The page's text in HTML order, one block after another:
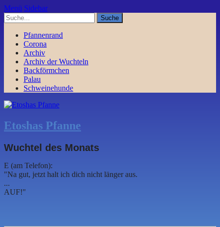
Menü Sidebar
Pfannenrand
Corona
Archiv
Archiv der Wuchteln
Backförmchen
Palau
Schweinehunde
Etoshas Pfanne
Wuchtel des Monats
E (am Telefon):
"Na gut, jetzt halt ich dich nicht länger aus.
...
AUF!"